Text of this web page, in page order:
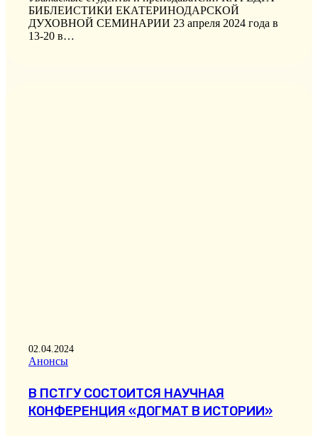
БИБЛЕИСТИКИ ЕКАТЕРИНОДАРСКОЙ
ДУХОВНОЙ СЕМИНАРИИ 23 апреля 2024 года в
13-20 в…
02.04.2024
Анонсы
В ПСТГУ СОСТОИТСЯ НАУЧНАЯ
КОНФЕРЕНЦИЯ «ДОГМАТ В ИСТОРИИ»